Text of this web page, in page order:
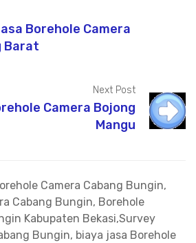
Borehole Camera
Barat
Next Post
Camera Bojong
Mangu
Camera Cabang Bungin,
Cabang Bungin, Borehole
Kabupaten Bekasi,Survey
Bungin, biaya jasa Borehole